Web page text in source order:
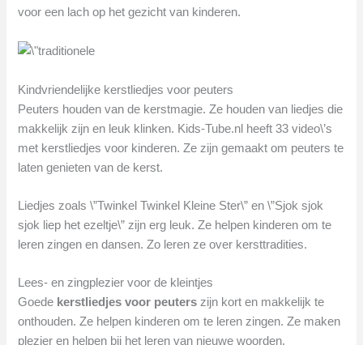
voor een lach op het gezicht van kinderen.
Kindvriendelijke kerstliedjes voor peuters
Peuters houden van de kerstmagie. Ze houden van liedjes die
makkelijk zijn en leuk klinken. Kids-Tube.nl heeft 33 video\’s
met kerstliedjes voor kinderen. Ze zijn gemaakt om peuters te
laten genieten van de kerst.
Liedjes zoals \”Twinkel Twinkel Kleine Ster\” en \”Sjok sjok
sjok liep het ezeltje\” zijn erg leuk. Ze helpen kinderen om te
leren zingen en dansen. Zo leren ze over kersttradities.
Lees- en zingplezier voor de kleintjes
Goede kerstliedjes voor peuters zijn kort en makkelijk te
onthouden. Ze helpen kinderen om te leren zingen. Ze maken
plezier en helpen bij het leren van nieuwe woorden.